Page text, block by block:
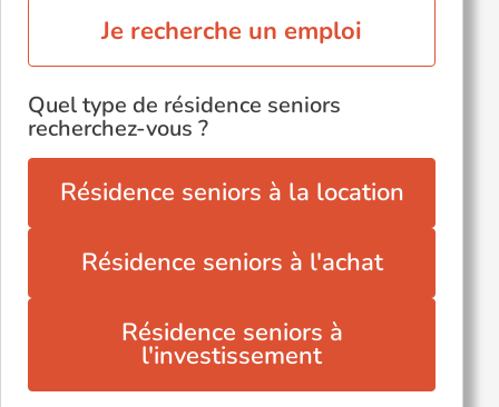
Je recherche un emploi
Quel type de résidence seniors
recherchez-vous ?
Résidence seniors à la location
Résidence seniors à l'achat
Résidence seniors à
l'investissement